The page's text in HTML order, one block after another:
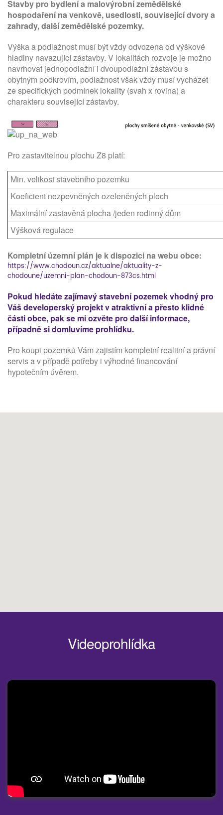
Stavby pro bydlení a malovýrobní zemědělské
hospodaření na venkově, usedlosti, související dvory a
zahrady, další zemědělské pozemky.
Výška a podlažnost musí být vždy odvozena od výškové
hladiny navazující zástavby. V lokalitách rozvoje je možno
navrhovat jednopodlažní i dvoupodlažní zástavbu s
obytným podkrovím, podlažnost však vždy musí vycházet
ze specifických podmínek lokality (svah x rovina) a
charakteru související zástavby.
Pro zastavitelnou plochu Z8 platí:
Min. velikost stavebního pozemku
Koeficient nezpevněných ozeleněných ploch
Maximální zastavěná plocha /jeden rodinný dům
Výšková regulace
Kompletní územní plán je k dispozici na webu obce:
https://www.chodoun.cz/aktualne/aktuality-z-
chodoune/uzemni-plan-chodoun-873cs.html
Pokud hledáte zajímavý stavební pozemek vhodný pro
Váš developerský projekt v atraktivní a přesto klidné
části obce, pak se mi ozvěte pro další informace,
případně si domluvíme prohlídku.
Pro koupi pozemků Vám zajistím kompletní realitní a právní
servis a v případě potřeby i výhodné financování
hypotečním úvěrem.
Videoprohlídka